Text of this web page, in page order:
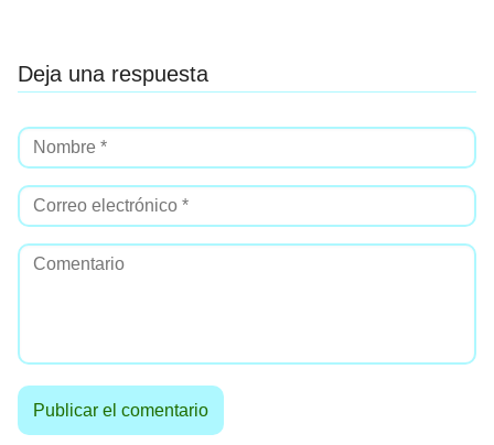
Deja una respuesta